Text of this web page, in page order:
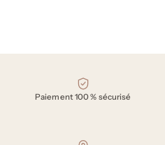
Paiement 100 % sécurisé